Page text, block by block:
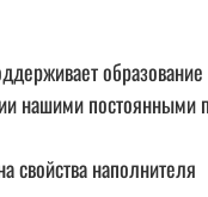
нашими постоянными
свойства наполнителя